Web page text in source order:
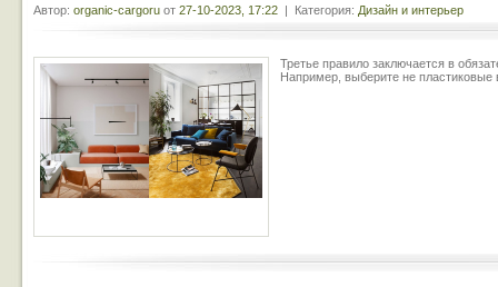
Автор: organic-cargoru от 27-10-2023, 17:22 | Категория: Дизайн и интерьер
Третье правило заключается в
Например, выберите не пластиковые